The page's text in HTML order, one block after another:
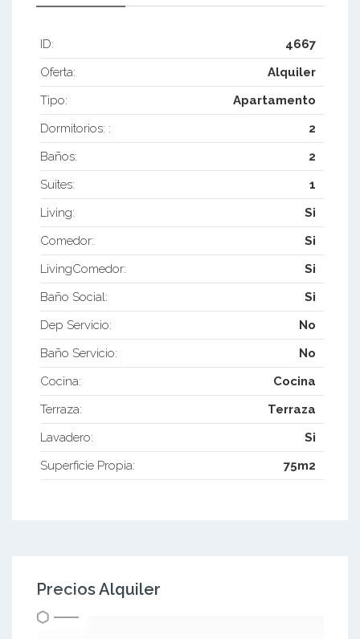
ID:
4667
Oferta:
Alquiler
Tipo:
Apartamento
Dormitorios: :
2
Baños:
2
Suites:
1
Living:
Si
Comedor:
Si
LivingComedor:
Si
Baño Social:
Si
Dep Servicio:
No
Baño Servicio:
No
Cocina:
Cocina
Terraza:
Terraza
Lavadero:
Si
Superficie Propia:
75m2
Precios Alquiler